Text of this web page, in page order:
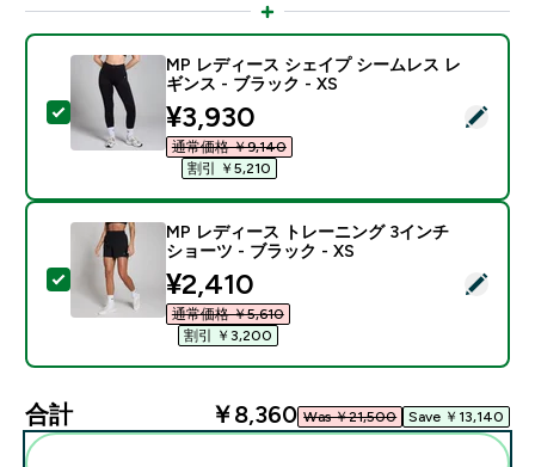
この商品を選択 - MP レディース シェイプ シームレ
MP レディース シェイプ シームレス レ
ギンス - ブラック - XS
discounted price
¥3,930‎
通常価格 ￥9,140‎
割引 ￥5,210‎
この商品を選択 - MP レディース トレーニング 3イン
MP レディース トレーニング 3インチ
ショーツ - ブラック - XS
discounted price
¥2,410‎
通常価格 ￥5,610‎
割引 ￥3,200‎
合計 ￥8,360‎ Was ￥21,500‎ Save ￥13,140‎